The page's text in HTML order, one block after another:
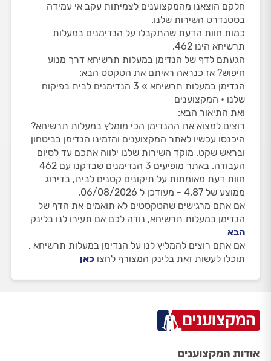
חלקם הוצאנו מהמקצוענים לצמיתות עקב אי עמידה
בסטנדרט השירות שלנו.
כמות חוות הדעת שהתקבלו על הנדימנים במעלות
תרשיחא הינו 462.
הגעתם לדף של הנדימן במעלות תרשיחא דרך מנוע
חיפוש? אז כנראה ראיתם את הטקסט הבא:
הנדימן במעלות תרשיחא » 3 הנדימנים לבית בפיקוח
שלנו • המקצוענים
ואת התיאור הבא:
רוצים למצוא את ההנדימן הכי מומלץ במעלות תרשיחא?
היכנסו עכשיו לאתר המקצוענים והזמינו הנדימן בביטחון
ובראש שקט. מוקד השירות שלנו ילווה אתכם עד לסיום
העבודה. באתר מופיעים 3 הנדימנים שבדקנו עם 462
חוות דעת מאומתות על תיקונים קטנים לבית, בדירוג
ממוצע של 4.87 - מעודכן ל 06/08/2026.
אם אתם מרגישים שהטקסטים לא תואמים את הדף של
הנדימן במעלות תרשיחא, נודה לכם אם תעירו לנו בלינק
הבא
אם אתם רוצים להמליץ לנו על הנדימן במעלות תרשיחא ,
תוכלו לעשות זאת בלינק המצורף לחצו כאן
אודות המקצוענים